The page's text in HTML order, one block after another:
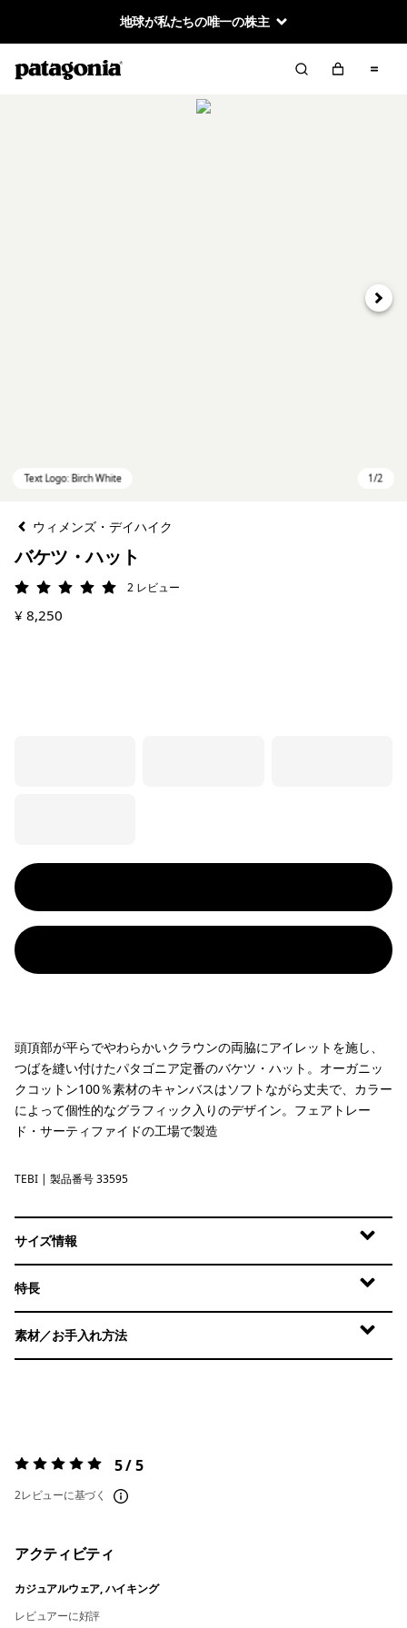
地球が私たちの唯一の株主
次へ
ウィメンズ・デイハイク
バケツ・ハット
評価: 5 / 5 2 レビュー
¥ 8,250
頭頂部が平らでやわらかいクラウンの両脇にアイレットを施し、
つばを縫い付けたパタゴニア定番のバケツ・ハット。オーガニッ
クコットン100％素材のキャンバスはソフトながら丈夫で、カラー
によって個性的なグラフィック入りのデザイン。フェアトレー
ド・サーティファイドの工場で製造
Text Logo: Birch White
TEBI | 製品番号 33595
サイズ情報
特長
素材／お手入れ方法
評価:5 / 5 5 / 5
2レビューに基づく
アクティビティ
カジュアルウェア, ハイキング
レビュアーに好評